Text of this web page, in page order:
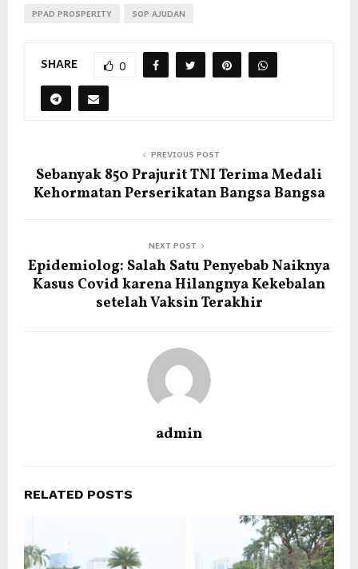
PPAD PROSPERITY
SOP AJUDAN
SHARE 0
PREVIOUS POST
Sebanyak 850 Prajurit TNI Terima Medali
Kehormatan Perserikatan Bangsa Bangsa
NEXT POST
Epidemiolog: Salah Satu Penyebab Naiknya
Kasus Covid karena Hilangnya Kekebalan
setelah Vaksin Terakhir
admin
RELATED POSTS